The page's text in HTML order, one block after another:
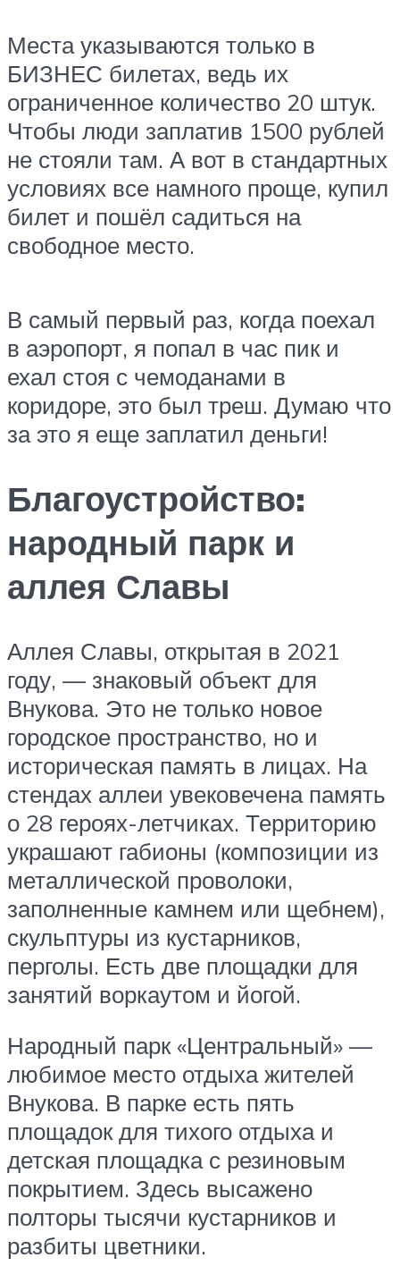
Места указываются только в
БИЗНЕС билетах, ведь их
ограниченное количество 20 штук.
Чтобы люди заплатив 1500 рублей
не стояли там. А вот в стандартных
условиях все намного проще, купил
билет и пошёл садиться на
свободное место.
В самый первый раз, когда поехал
в аэропорт, я попал в час пик и
ехал стоя с чемоданами в
коридоре, это был треш. Думаю что
за это я еще заплатил деньги!
Благоустройство:
народный парк и
аллея Славы
Аллея Славы, открытая в 2021
году, — знаковый объект для
Внукова. Это не только новое
городское пространство, но и
историческая память в лицах. На
стендах аллеи увековечена память
о 28 героях-летчиках. Территорию
украшают габионы (композиции из
металлической проволоки,
заполненные камнем или щебнем),
скульптуры из кустарников,
перголы. Есть две площадки для
занятий воркаутом и йогой.
Народный парк «Центральный» —
любимое место отдыха жителей
Внукова. В парке есть пять
площадок для тихого отдыха и
детская площадка с резиновым
покрытием. Здесь высажено
полторы тысячи кустарников и
разбиты цветники.